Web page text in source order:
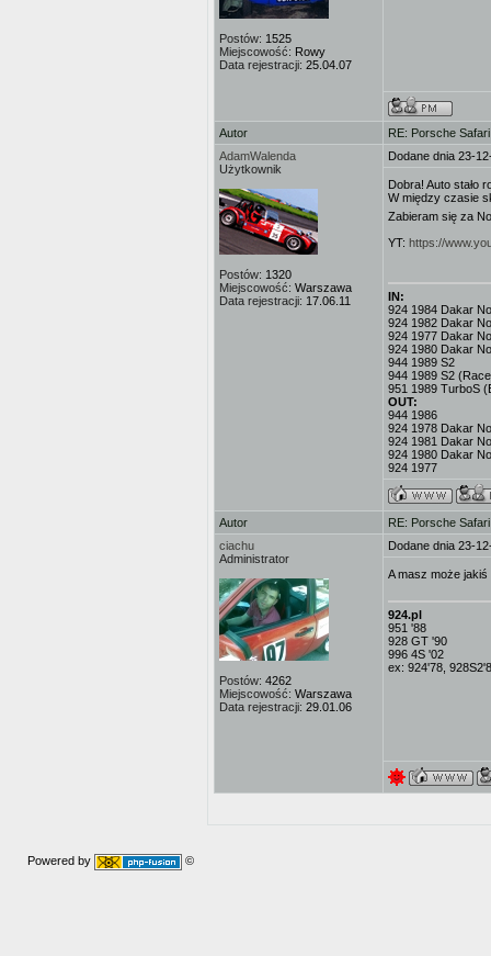
Postów: 1525
Miejscowość: Rowy
Data rejestracji: 25.04.07
Autor
RE: Porsche
AdamWalenda
Użytkownik
Postów: 1320
Miejscowość: Warszawa
Data rejestracji: 17.06.11
Dodane dnia 23-
Dobra! Auto stało
W między czasie
Zabieram się za
YT: https://
IN:
924 1984 Dakar
924 1982 Dakar
924 1977 Dakar
924 1980 Dakar
944 1989 S2
944 1989 S2
951 1989 TurboS
OUT:
944 1986
924 1978 Dakar
924 1981 Dakar
924 1980 Dakar
924 1977
Autor
RE: Porsche
ciachu
Administrator
Postów: 4262
Miejscowość: Warszawa
Data rejestracji: 29.01.06
Dodane dnia 23-
A masz może
924.pl
951 '88
928 GT '90
996 4S '02
ex: 924'78,
Powered by ©